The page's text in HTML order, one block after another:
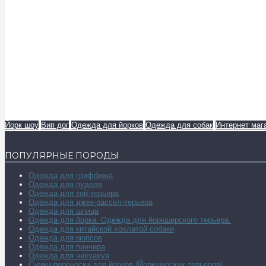
Йорк шоу Вип дог Одежда для йорков Одежда для собак Интернет
ПОПУЛЯРНЫЕ ПОРОДЫ
Одежда для гриффона
Одежда для пуделя
Одежда для той-терьера
Одежда для джек-рассел-терьера
Одежда для шпица
Одежда для йорка. Одежда для йоркширского терьера.
Одежда для китайской хохлатой собаки
Одежда для мопсов
Одежда для пинчера
Одежда для чихуахуа